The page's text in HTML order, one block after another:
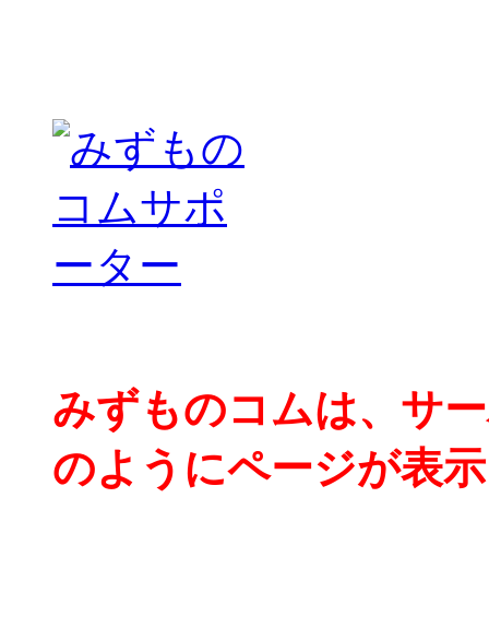
みずものコムは、サ
のようにページが表